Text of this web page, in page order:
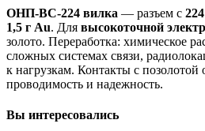
ОНП-ВС-224 вилка — разъем с
1,5 г Au. Для высокоточной
золото. Переработка: химическое
сложных системах связи,
к нагрузкам. Контакты с
проводимость и надежность.
Вы интересовались